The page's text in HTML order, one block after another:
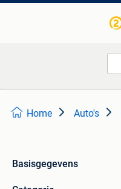
Home Auto's
Basisgegevens